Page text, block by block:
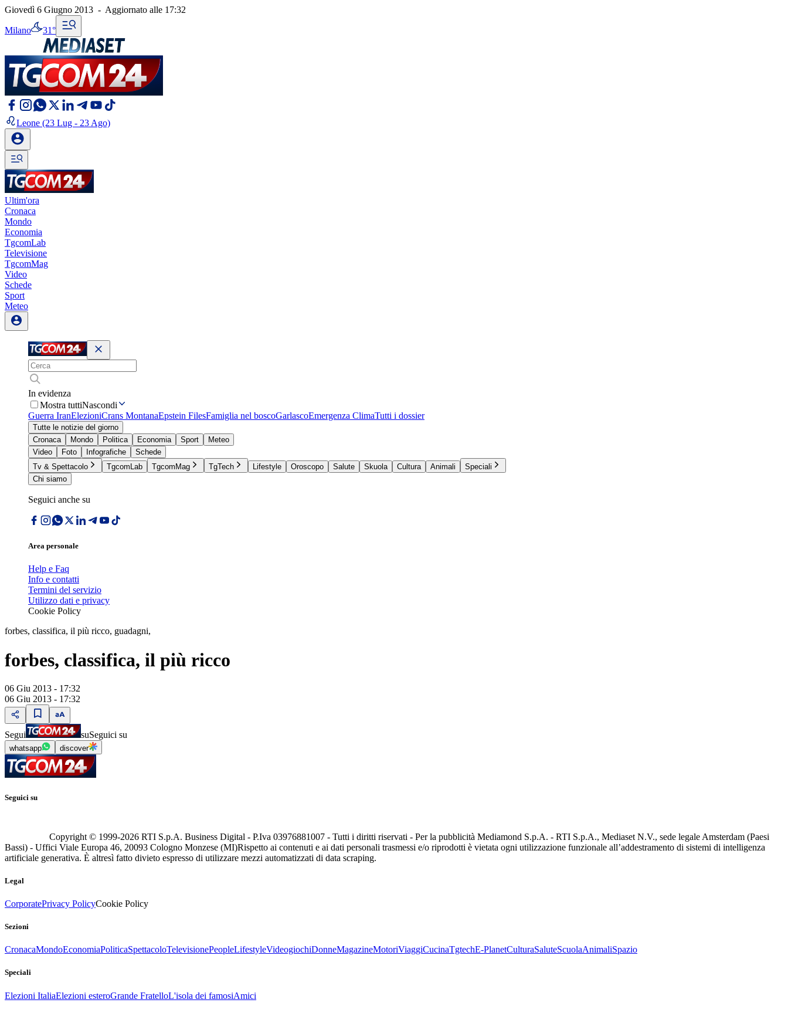
Giovedì 6 Giugno 2013 - Aggiornato alle 17:32
Milano 31°
Leone (23 Lug - 23 Ago)
Ultim'ora
Cronaca
Mondo
Economia
TgcomLab
Televisione
TgcomMag
Video
Schede
Sport
Meteo
In evidenza
Mostra tuttiNascondi
Guerra IranElezioniCrans MontanaEpstein FilesFamiglia nel boscoGarlascoEmergenza ClimaTutti i dossier
Tutte le notizie del giorno
Cronaca
Mondo Politica Economia Sport
Meteo
Video
Foto Infografiche
Schede
Tv & Spettacolo
TgcomLab TgcomMag TgTech Lifestyle Oroscopo Salute Skuola Cultura Animali
Speciali
Chi siamo
Seguici anche su
Area personale
Help e Faq
Info e contatti
Termini del servizio
Utilizzo dati e privacy
Cookie Policy
forbes, classifica, il più ricco, guadagni,
forbes, classifica, il più ricco
06 Giu 2013 - 17:32
06 Giu 2013 - 17:32
Segui suSeguici su
whatsapp discover
Seguici su
Copyright © 1999-2026 RTI S.p.A. Business Digital - P.Iva 03976881007 - Tutti i diritti riservati - Per la pubblicità Mediamond S.p.A. - RTI S.p.A., Mediaset N.V., sede legale Amsterdam (Paesi
Bassi) - Uffici Viale Europa 46, 20093 Cologno Monzese (MI)Rispetto ai contenuti e ai dati personali trasmessi e/o riprodotti è vietata ogni utilizzazione funzionale all’addestramento di sistemi di intelligenza
artificiale generativa. È altresì fatto divieto espresso di utilizzare mezzi automatizzati di data scraping.
Legal
CorporatePrivacy PolicyCookie Policy
Sezioni
CronacaMondoEconomiaPoliticaSpettacoloTelevisionePeopleLifestyleVideogiochiDonneMagazineMotoriViaggiCucinaTgtechE-PlanetCulturaSaluteScuolaAnimaliSpazio
Speciali
Elezioni ItaliaElezioni esteroGrande FratelloL'isola dei famosiAmici